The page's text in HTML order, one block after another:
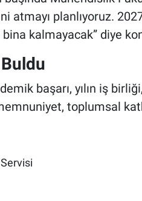
atmayı planlıyoruz.
kalmayacak” diye
başarı, yılın iş
toplumsal